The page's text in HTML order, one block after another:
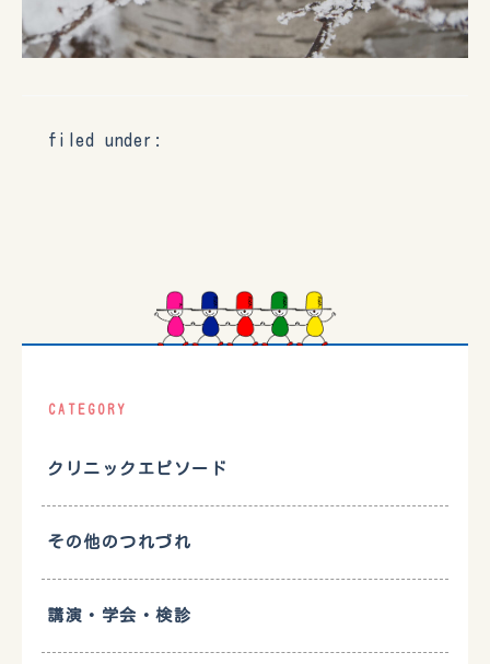
filed under:
CATEGORY
クリニックエピソード
その他のつれづれ
講演・学会・検診